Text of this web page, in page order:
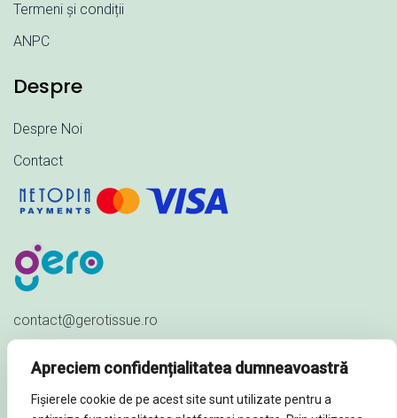
Apreciem confidențialitatea dumneavoastră
Fișierele cookie de pe acest site sunt utilizate pentru a
Termeni și condiții
ANPC
Despre
Despre Noi
Contact
contact@gerotissue.ro
Str. Al. Ioan Cuza nr. 23,
Sat Păuleștii Noi, Comuna Păulești,